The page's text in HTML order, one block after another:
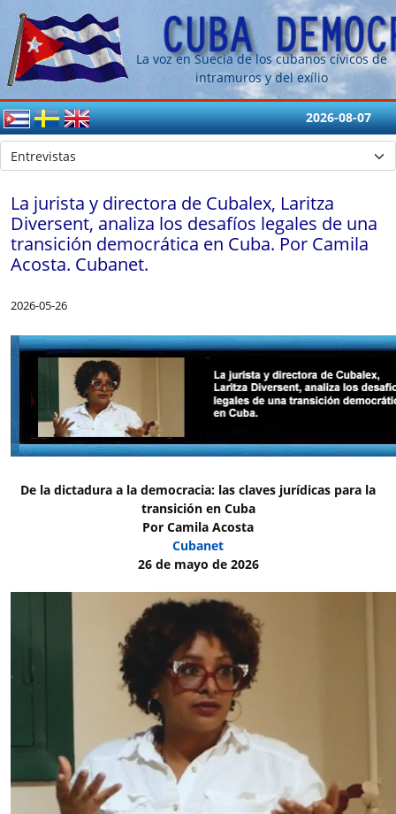
La voz en Suecia de los cubanos cívicos de
intramuros y del exílio
2026-08-07
La jurista y directora de Cubalex, Laritza
Diversent, analiza los desafíos legales de una
transición democrática en Cuba. Por Camila
Acosta. Cubanet.
2026-05-26
De la dictadura a la democracia: las claves jurídicas para la
transición en Cuba
Por Camila Acosta
Cubanet
26 de mayo de 2026